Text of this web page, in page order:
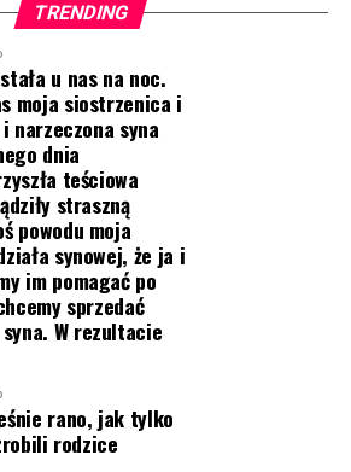
TRENDING
u nas na noc.
moja siostrzenica i
narzeczona syna
dnia
teściowa
straszną
powodu moja
synowej, że ja i
im pomagać po
sprzedać
W rezultacie
rano, jak tylko
rodzice